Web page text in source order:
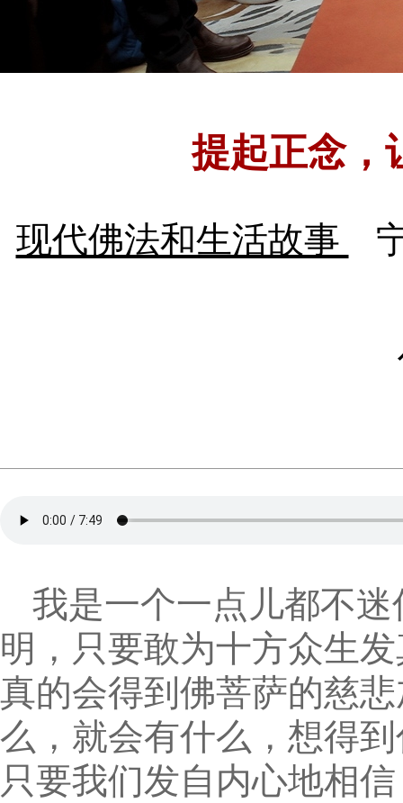
提起正念，
现代佛法和生活故事
我是一个一点儿都不
明，只要敢为十方众生
真的会得到佛菩萨的慈
么，就会有什么，想得
只要我们发自内心地相